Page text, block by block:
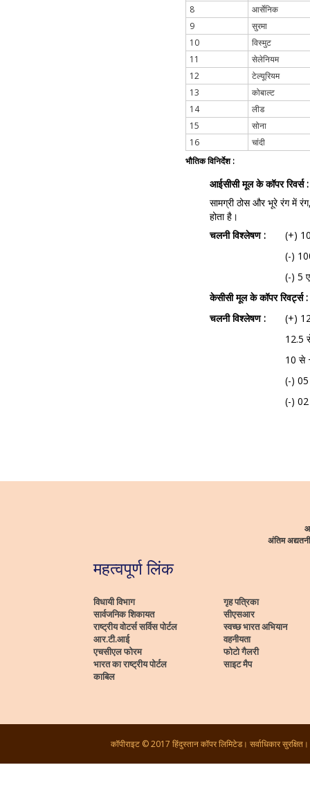
8
आर्सेनिक
9
सुरमा
10
विस्मुट
11
सेलेनियम
12
टेल्यूरियम
13
कोबाल्ट
14
लीड
15
सोना
16
चांदी
भौतिक विनिर्देश :
आईसीसी मूल के कॉपर रिवर्स :
सामग्री ठोस और भूरे रंग में
होता है।
चलनी विश्लेषण :
(+)
(-)
(-) 5
केसीसी मूल के कॉपर रिवर्ट्स :
चलनी विश्लेषण :
(+)
12.5
10 से
(-)
(-) 02
अंतिम
महत्वपूर्ण लिंक
विधायी विभाग
सार्वजनिक शिकायत
राष्ट्रीय वोटर्स सर्विस पोर्टल
आर.टी.आई
एचसीएल फोरम
भारत का राष्ट्रीय पोर्टल
काबिल
गृह पत्रिका
सीएसआर
स्वच्छ भारत अभियान
वहनीयता
फोटो गैलरी
साइट मैप
कॉपीराइट © 2017 हिंदुस्तान कॉपर लिमिटेड। सर्वाधिकार सुरक्षित।